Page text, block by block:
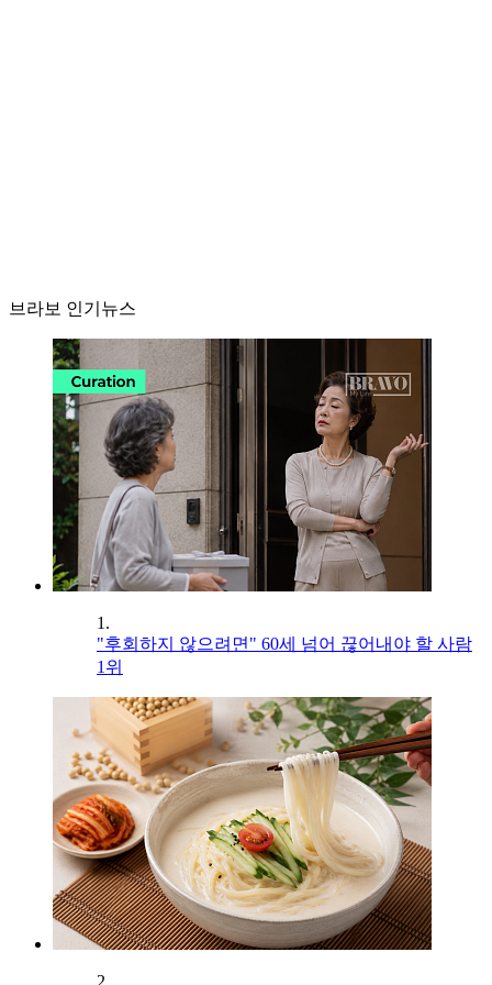
브라보 인기뉴스
1.
"후회하지 않으려면" 60세 넘어 끊어내야 할 사람
1위